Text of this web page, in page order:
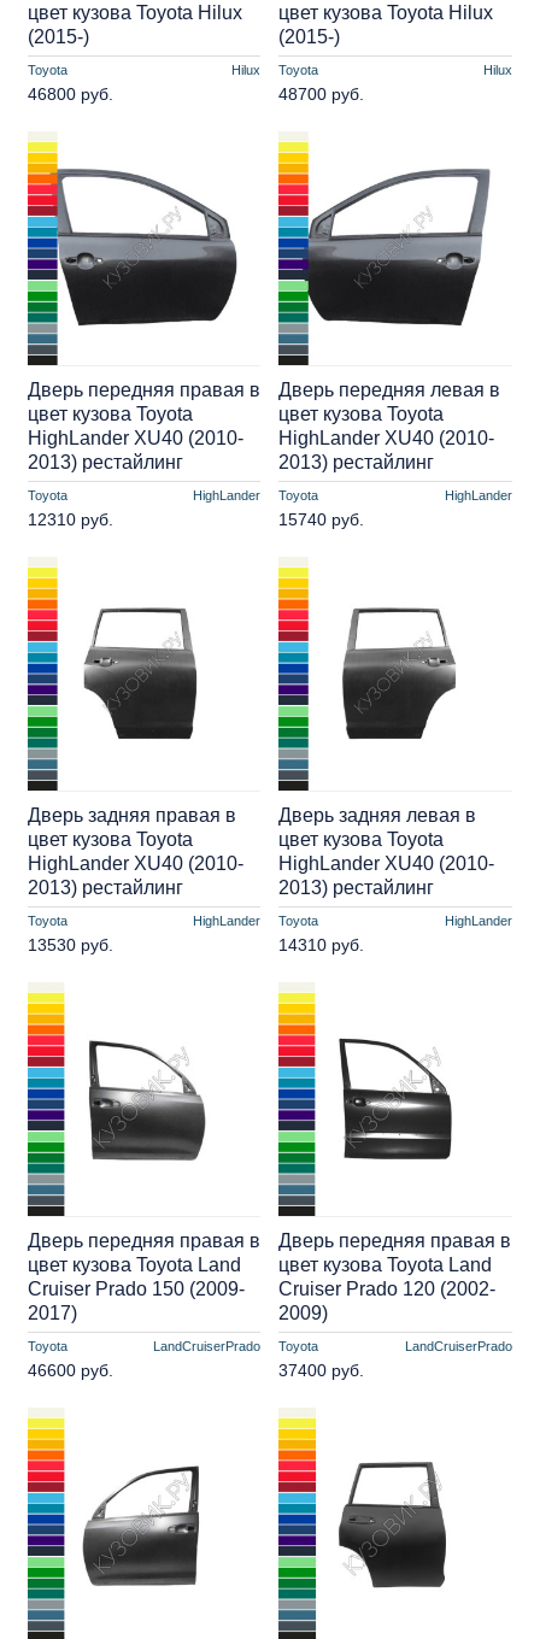
Toyota Hilux
цвет кузова Toyota Hilux
(2015-)
46800 руб.
Toyota Hilux
цвет кузова Toyota Hilux
(2015-)
48700 руб.
Toyota HighLander
Дверь передняя правая в
цвет кузова Toyota
HighLander XU40 (2010-
2013) рестайлинг
12310 руб.
Toyota HighLander
Дверь передняя левая в
цвет кузова Toyota
HighLander XU40 (2010-
2013) рестайлинг
15740 руб.
Toyota HighLander
Дверь задняя правая в
цвет кузова Toyota
HighLander XU40 (2010-
2013) рестайлинг
13530 руб.
Toyota HighLander
Дверь задняя левая в
цвет кузова Toyota
HighLander XU40 (2010-
2013) рестайлинг
14310 руб.
Toyota LandCruiserPrado
Дверь передняя правая в
цвет кузова Toyota Land
Cruiser Prado 150 (2009-
2017)
46600 руб.
Toyota LandCruiserPrado
Дверь передняя правая в
цвет кузова Toyota Land
Cruiser Prado 120 (2002-
2009)
37400 руб.